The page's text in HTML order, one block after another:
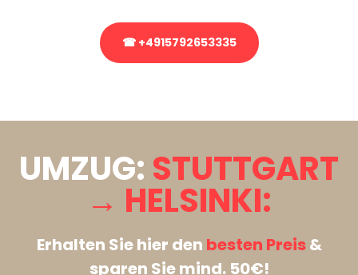
☎ +4915792653335
UMZUG: STUTTGART
→ HELSINKI:
Erhalten Sie hier den besten Preis&
sparen Sie mind. 50€!